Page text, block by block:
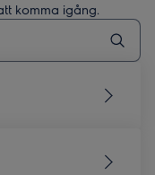
komma igång.